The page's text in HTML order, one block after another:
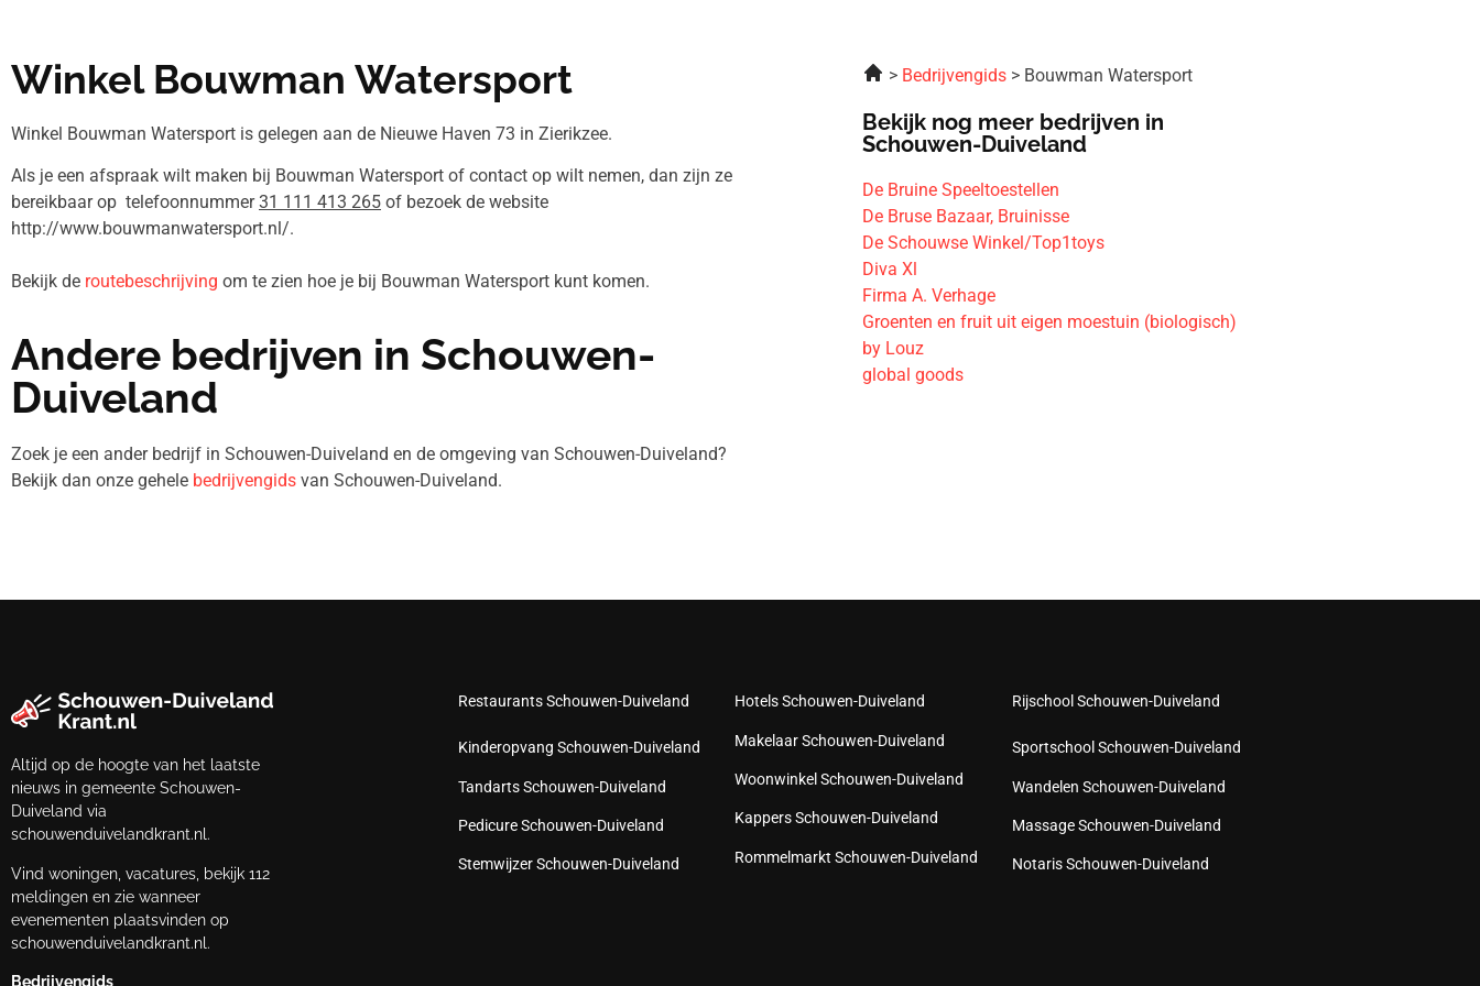
Winkel Bouwman Watersport
Winkel Bouwman Watersport is gelegen aan de Nieuwe Haven 73 in Zierikzee.
Als je een afspraak wilt maken bij Bouwman Watersport of contact op wilt nemen, dan zijn ze
bereikbaar op telefoonnummer31 111 413 265 of bezoek de website
http://www.bouwmanwatersport.nl/.
Bekijk de routebeschrijving om te zien hoe je bij Bouwman Watersport kunt komen.
Andere bedrijven in Schouwen-
Duiveland
Zoek je een ander bedrijf in Schouwen-Duiveland en de omgeving van Schouwen-Duiveland?
Bekijk dan onze gehele bedrijvengids van Schouwen-Duiveland.
Bedrijvengids Bouwman Watersport
Bekijk nog meer bedrijven in
Schouwen-Duiveland
De Bruine Speeltoestellen
De Bruse Bazaar, Bruinisse
De Schouwse Winkel/Top1toys
Diva Xl
Firma A. Verhage
Groenten en fruit uit eigen moestuin (biologisch)
by Louz
global goods
Altijd op de hoogte van het laatste
nieuws in gemeente Schouwen-
Duiveland via
schouwenduivelandkrant.nl.
Vind woningen, vacatures, bekijk 112
meldingen en zie wanneer
evenementen plaatsvinden op
schouwenduivelandkrant.nl.
Bedrijvengids
Restaurants Schouwen-Duiveland
Kinderopvang Schouwen-Duiveland
Tandarts Schouwen-Duiveland
Pedicure Schouwen-Duiveland
Stemwijzer Schouwen-Duiveland
Hotels Schouwen-Duiveland
Makelaar Schouwen-Duiveland
Woonwinkel Schouwen-Duiveland
Kappers Schouwen-Duiveland
Rommelmarkt Schouwen-Duiveland
Rijschool Schouwen-Duiveland
Sportschool Schouwen-Duiveland
Wandelen Schouwen-Duiveland
Massage Schouwen-Duiveland
Notaris Schouwen-Duiveland